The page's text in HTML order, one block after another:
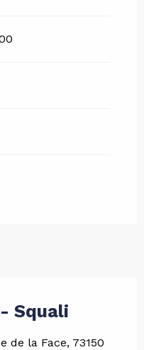
Squali
de la Face, 73150